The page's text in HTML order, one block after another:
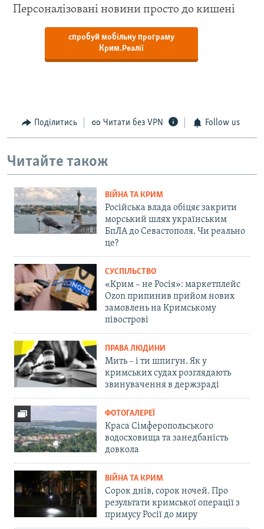
Персоналізовані новини просто до кишені
спробуй мобільну програму
Крим.Реалії
Поділитись Читати без VPN Follow us
Читайте також
ВІЙНА ТА КРИМ
Російська влада обіцяє закрити
морський шлях українським
БпЛА до Севастополя. Чи реально
це?
СУСПІЛЬСТВО
«Крим – не Росія»: маркетплейс
Ozon припинив прийом нових
замовлень на Кримському
півострові
ПРАВА ЛЮДИНИ
Мить – і ти шпигун. Як у
кримських судах розглядають
звинувачення в держзраді
ФОТОГАЛЕРЕЇ
Краса Сімферопольського
водосховища та занедбаність
довкола
ВІЙНА ТА КРИМ
Сорок днів, сорок ночей. Про
результати кримської операції з
примусу Росії до миру